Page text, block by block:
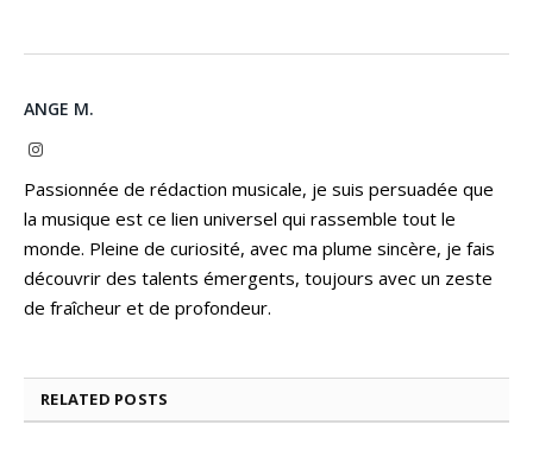
ANGE M.
Instagram
Passionnée de rédaction musicale, je suis persuadée que
la musique est ce lien universel qui rassemble tout le
monde. Pleine de curiosité, avec ma plume sincère, je fais
découvrir des talents émergents, toujours avec un zeste
de fraîcheur et de profondeur.
RELATED POSTS